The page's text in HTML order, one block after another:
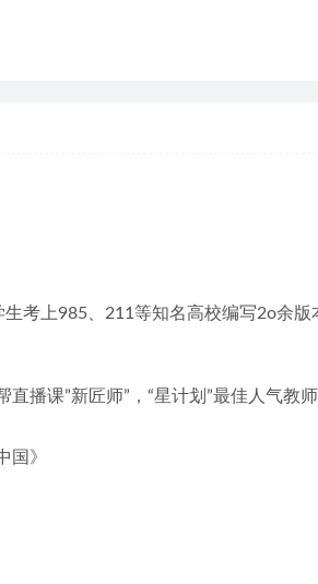
考上985、211等知名高校编写2o余
播课”新匠师”，“星计划”最佳人气教师
国》
课教程22年刘聪尖端高考语文复习视频